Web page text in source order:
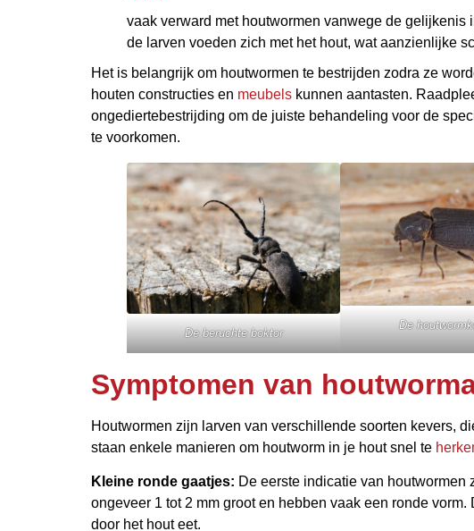
vaak verward met houtwormen vanwege de
de larven voeden zich met het hout, wat aanzienlijke
Het is belangrijk om houtwormen te bestrijden zodra ze
houten constructies en meubels kunnen aantasten.
ongediertebestrijding om de juiste behandeling voor de
te voorkomen.
De beruchte boktor
De
Symptomen van
Houtwormen zijn larven van verschillende soorten kevers,
staan enkele manieren om houtworm in je hout snel te
Kleine ronde gaatjes: De eerste indicatie van
ongeveer 1 tot 2 mm groot en hebben vaak een ronde
door het hout eet.